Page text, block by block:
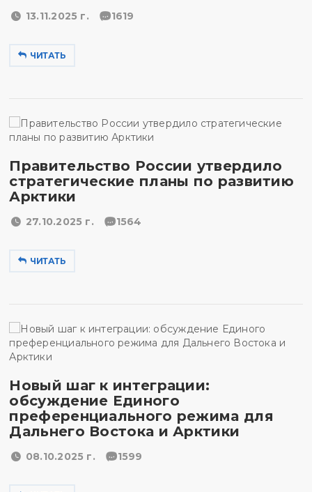
13.11.2025 г. 1619
ЧИТАТЬ
Правительство России утвердило
стратегические планы по развитию
Арктики
27.10.2025 г. 1564
ЧИТАТЬ
Новый шаг к интеграции:
обсуждение Единого
преференциального режима для
Дальнего Востока и Арктики
08.10.2025 г. 1599